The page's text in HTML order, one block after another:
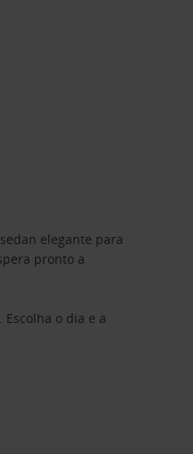
elegante para
pronto a
o dia e a